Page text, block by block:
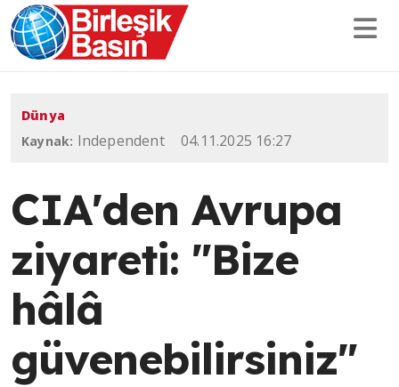
Dünya
Kaynak: Independent 04.11.2025 16:27
CIA'den Avrupa
ziyareti: "Bize
hâlâ
güvenebilirsiniz"